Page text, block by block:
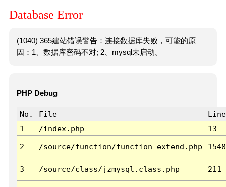
Database Error
(1040) 365建站错误警告：连接数据库失败，可能的原
因：1、数据库密码不对; 2、mysql未启动。
PHP Debug
No. File
Line
1
/index.php 13
2 /source/function/function_extend.php 1548
3 /source/class/jzmysql.class.php 211